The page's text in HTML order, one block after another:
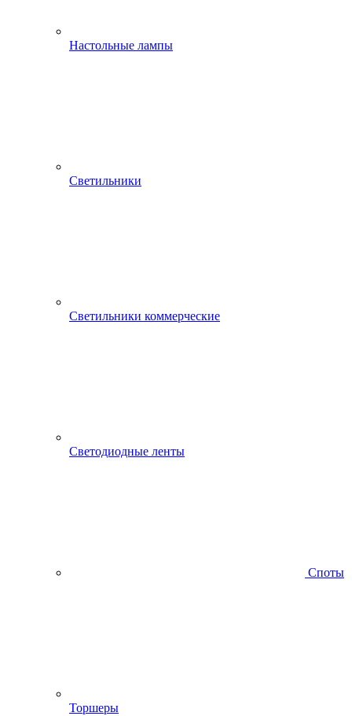
Настольные лампы
Светильники
Светильники коммерческие
Светодиодные ленты
Споты
Торшеры